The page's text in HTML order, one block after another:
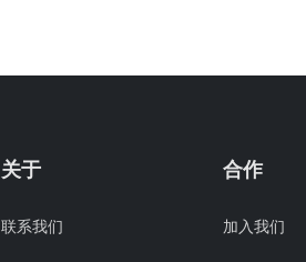
关于
联系我们
合作
加入我们